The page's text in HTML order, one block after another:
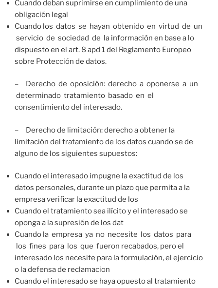
Cuando deban suprimirse en cumplimiento de una
obligación legal
Cuando los datos se hayan obtenido en virtud de un
servicio de sociedad de la información en base a lo
dispuesto en el art. 8 apd 1 del Reglamento Europeo
sobre Protección de datos.
– Derecho de oposición: derecho a oponerse a un
determinado tratamiento basado en el
consentimiento del interesado.
– Derecho de limitación: derecho a obtener la
limitación del tratamiento de los datos cuando se de
alguno de los siguientes supuestos:
Cuando el interesado impugne la exactitud de los
datos personales, durante un plazo que permita a la
empresa verificar la exactitud de los
Cuando el tratamiento sea ilícito y el interesado se
oponga a la supresión de los dat
Cuando la empresa ya no necesite los datos para
los fines para los que fueron recabados, pero el
interesado los necesite para la formulación, el ejercicio
o la defensa de reclamacion
Cuando el interesado se haya opuesto al tratamiento